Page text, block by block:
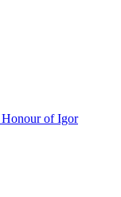
of Igor